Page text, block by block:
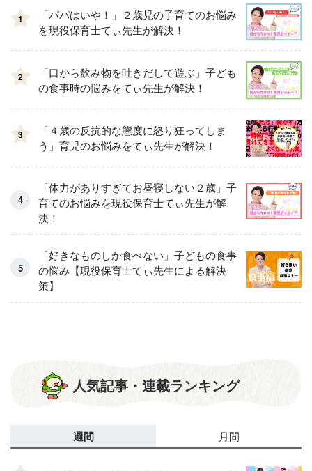
1
「パパはいや！」２歳児の子育てのお悩み
を現役保育士てぃ先生が解決！
2
「口から飲み物を吐きだして遊ぶ」子ども
の食事時の悩みをてぃ先生が解決！
3
「４歳の反抗的な態度に怒り狂ってしま
う」育児のお悩みをてぃ先生が解決！
「体力がありすぎてお昼寝しない２歳」子
育てのお悩みを現役保育士てぃ先生が解
決！
「好きなものしか食べない」子どもの食事
の悩み【現役保育士てぃ先生による解決
策】
人気記事・連載ランキング
週間 月間